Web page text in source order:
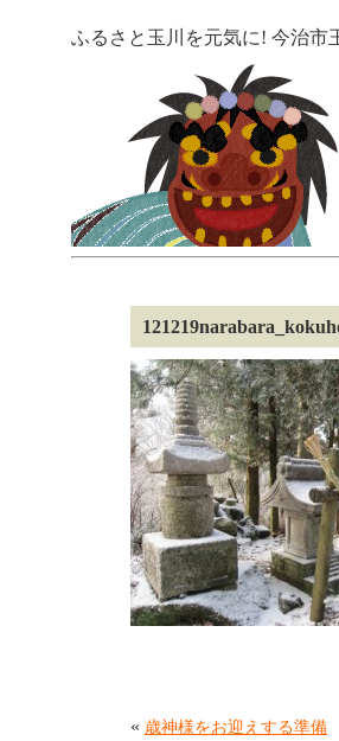
ふるさと玉川を元気に! 今治市
« 歳神様をお迎えする準備